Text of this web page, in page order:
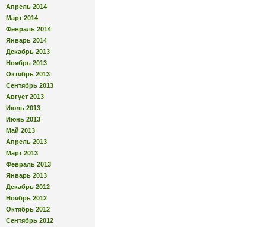
Апрель 2014
Март 2014
Февраль 2014
Январь 2014
Декабрь 2013
Ноябрь 2013
Октябрь 2013
Сентябрь 2013
Август 2013
Июль 2013
Июнь 2013
Май 2013
Апрель 2013
Март 2013
Февраль 2013
Январь 2013
Декабрь 2012
Ноябрь 2012
Октябрь 2012
Сентябрь 2012